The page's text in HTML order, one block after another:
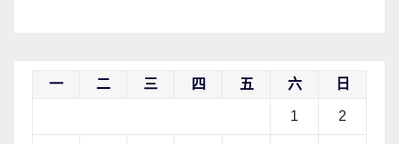
一 二 三 四 五 六 日
1 2